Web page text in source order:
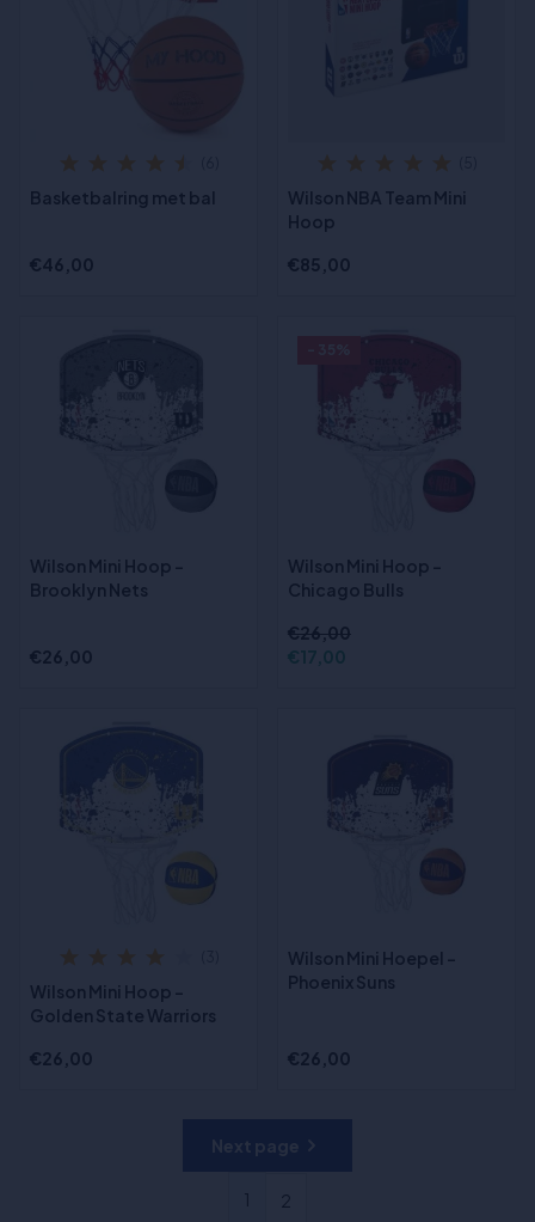
Basketbalring met bal
€46,00
Wilson NBA Team Mini
Hoop
€85,00
Wilson Mini Hoop -
Brooklyn Nets
€26,00
Wilson Mini Hoop -
Chicago Bulls
€26,00
€17,00
Wilson Mini Hoop -
Golden State Warriors
€26,00
Wilson Mini Hoepel -
Phoenix Suns
€26,00
1
2